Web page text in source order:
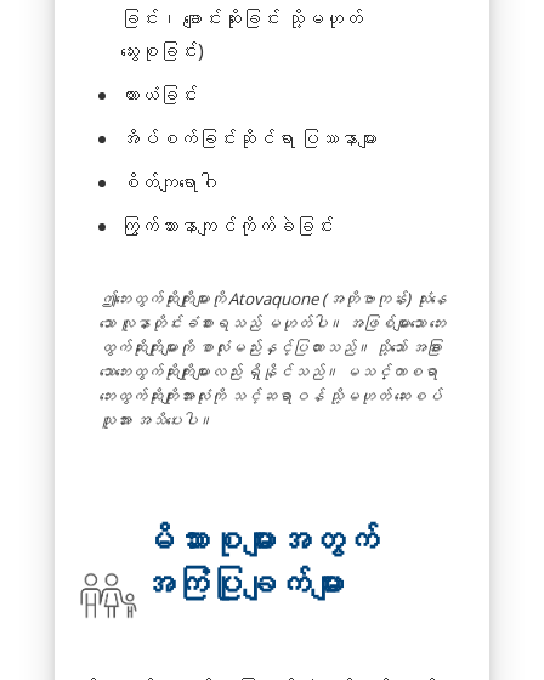
ခြင်း၊ ချောင်းဆိုးခြင်း သို့မဟုတ်
သွေးစုခြင်း)
ယားယံခြင်း
အိပ်စက်ခြင်းဆိုင်ရာ ပြဿနာများ
စိတ်ကျရောဂါ
ကြွက်သားနာကျင်ကိုက်ခဲခြင်း
ဤဘေးထွက်ဆိုးကျိုးများကို Atovaquone (အတိုဗာကုန်း) သုံးနေ
သော လူနာတိုင်းခံစားရသည် မဟုတ်ပါ။ အဖြစ်များသော ဘေး
ထွက်ဆိုးကျိုးများကို စာလုံးမည်းနှင့်ပြထားသည်။ သို့သော် အခြား
သောဘေးထွက်ဆိုးကျိုးများလည်း ရှိနိုင်သည်။ မသင်္ကာစရာ
ဘေးထွက်ဆိုးကျိုးအားလုံးကို သင့်ဆရာဝန် သို့မဟုတ် ဆေးစပ်
သူအား အသိပေးပါ။
မိသားစုများအတွက်
အကြံပြုချက်များ